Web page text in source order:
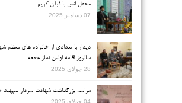
محفل انس با قرآن کریم
07 دسامبر 2025
دیدار با تعدادی از خانواده های معظم
سالروز اقامه اولین نماز جمعه
28 جولای 2025
مراسم بزرگداشت شهادت سردار سپهبد
04 جولای 2025